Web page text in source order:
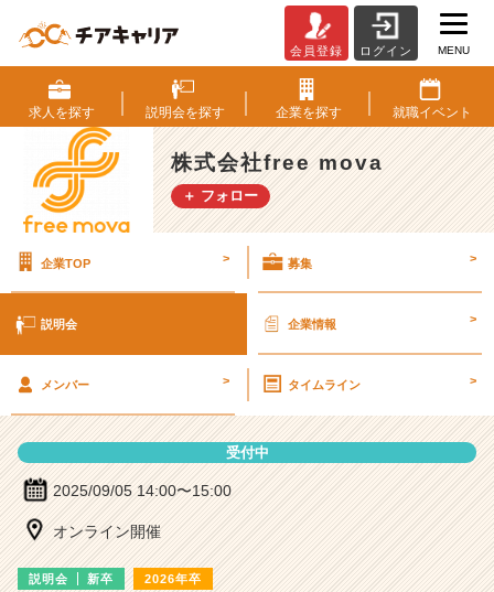
式
会
社
f
r
e
v
説
ベ
ャ
会員登録 ログイン MENU
求人を探す 説明会を探す 企業を探す 就職イベント
株式会社free mova
＋ フォロー
企業TOP > 募集 >
説明会 企業情報 >
メンバー > タイムライン >
受付中
2025/09/05 14:00〜15:00
オンライン開催
説明会 新卒 2026年卒